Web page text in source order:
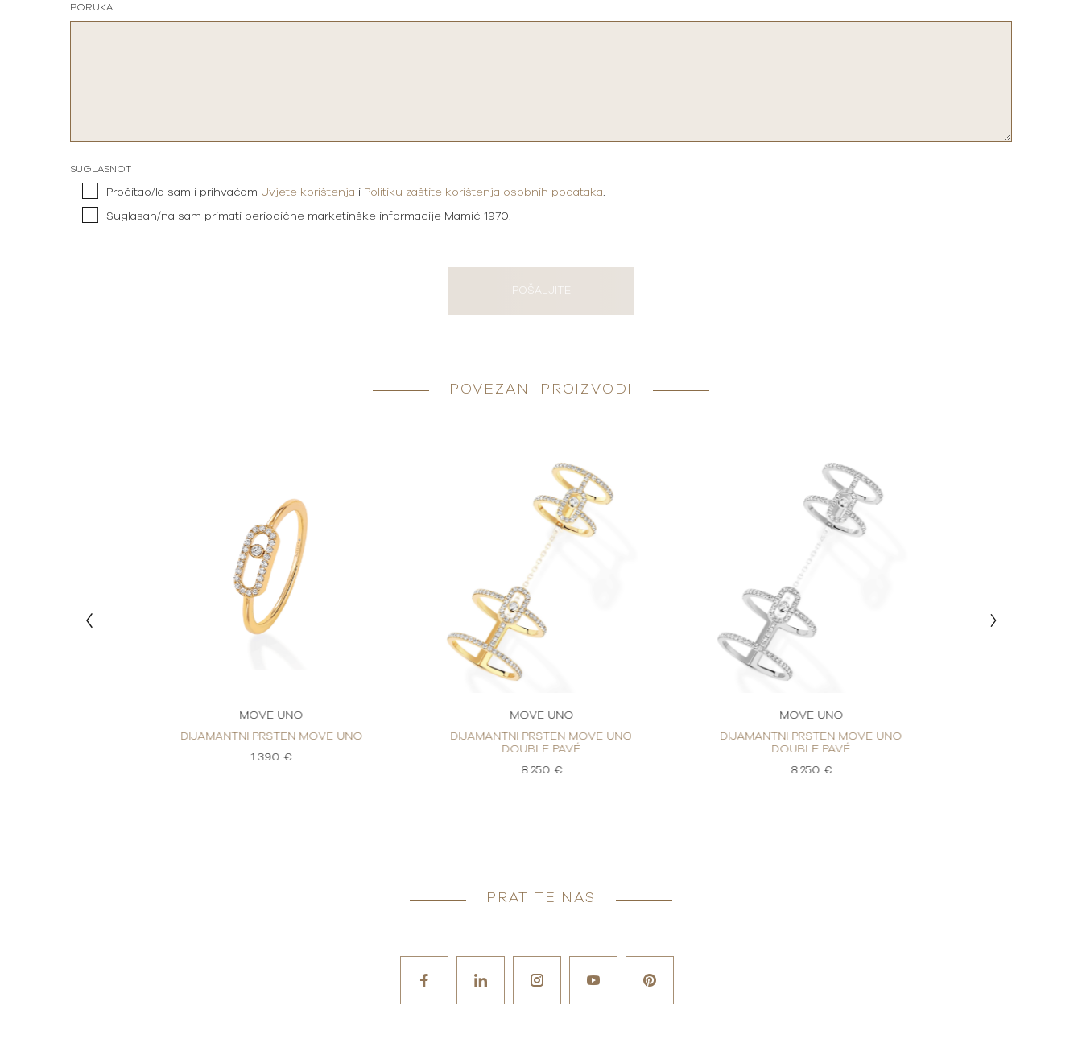
PORUKA
SUGLASNOT
Pročitao/la sam i prihvaćam Uvjete korištenja i Politiku zaštite korištenja osobnih podataka.
Suglasan/na sam primati periodične marketinške informacije Mamić 1970.
POŠALJITE
POVEZANI PROIZVODI
MOVE UNO
DIJAMANTNI PRSTEN MOVE UNO
1.390 €
MOVE UNO
DIJAMANTNI PRSTEN MOVE UNO
DOUBLE PAVÉ
8.250 €
MOVE UNO
DIJAMANTNI PRSTEN MOVE UNO
DOUBLE PAVÉ
8.250 €
PRATITE NAS